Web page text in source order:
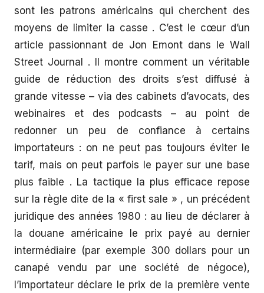
sont les patrons américains qui cherchent des
moyens de limiter la casse . C’est le cœur d’un
article passionnant de Jon Emont dans le Wall
Street Journal . Il montre comment un véritable
guide de réduction des droits s’est diffusé à
grande vitesse – via des cabinets d’avocats, des
webinaires et des podcasts – au point de
redonner un peu de confiance à certains
importateurs : on ne peut pas toujours éviter le
tarif, mais on peut parfois le payer sur une base
plus faible . La tactique la plus efficace repose
sur la règle dite de la « first sale » , un précédent
juridique des années 1980 : au lieu de déclarer à
la douane américaine le prix payé au dernier
intermédiaire (par exemple 300 dollars pour un
canapé vendu par une société de négoce),
l’importateur déclare le prix de la première vente